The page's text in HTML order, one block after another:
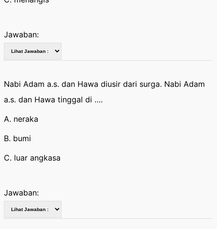
Jawaban:
Nabi Adam a.s. dan Hawa diusir dari surga. Nabi Adam
a.s. dan Hawa tinggal di ….
A. neraka
B. bumi
C. luar angkasa
Jawaban: